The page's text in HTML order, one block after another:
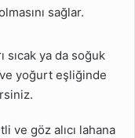
sağlar.
sıcak ya da soğuk
yoğurt eşliğinde
ve göz alıcı lahana